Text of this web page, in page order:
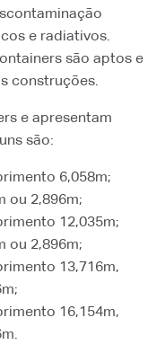
e radiativos.
são aptos e
construções.
e apresentam
são:
6,058m;
ou 2,896m;
12,035m;
ou 2,896m;
13,716m,
16,154m,